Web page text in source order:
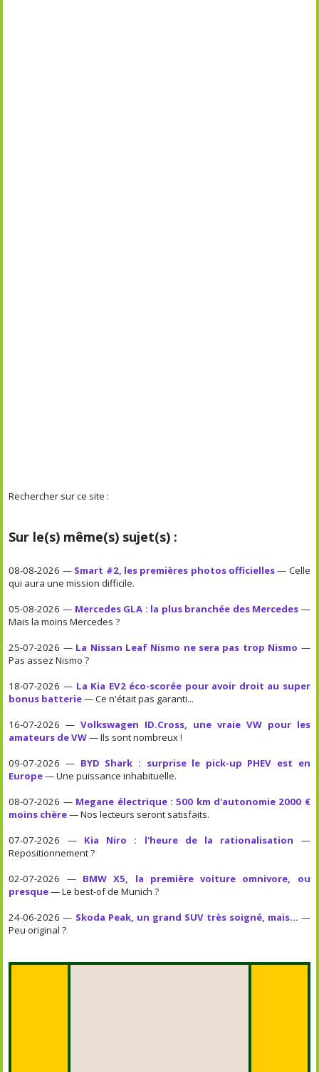
Rechercher sur ce site :
Sur le(s) même(s) sujet(s) :
08-08-2026 — Smart #2, les premières photos officielles— Celle
qui aura une mission difficile.
05-08-2026 — Mercedes GLA : la plus branchée des Mercedes —
Mais la moins Mercedes ?
25-07-2026 — La Nissan Leaf Nismo ne sera pas trop Nismo —
Pas assez Nismo ?
18-07-2026 — La Kia EV2 éco-scorée pour avoir droit au super
bonus batterie— Ce n'était pas garanti...
16-07-2026 —Volkswagen ID.Cross, une vraie VW pour les
amateurs de VW— Ils sont nombreux !
09-07-2026 — BYD Shark : surprise le pick-up PHEV est en
Europe— Une puissance inhabituelle.
08-07-2026 — Megane électrique : 500 km d'autonomie 2000 €
moins chère— Nos lecteurs seront satisfaits.
07-07-2026 — Kia Niro : l'heure de la rationalisation —
Repositionnement ?
02-07-2026 — BMW X5, la première voiture omnivore, ou
presque— Le best-of de Munich ?
24-06-2026 — Skoda Peak, un grand SUV très soigné, mais... —
Peu original ?